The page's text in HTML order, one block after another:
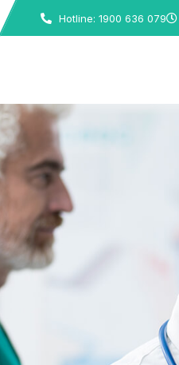
Hotline: 1900 636 079